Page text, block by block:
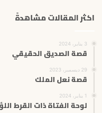
اكثر المقالات مشاهدةً
3 يناير، 2024
قصة الصديق الحقيقي
29 ديسمبر، 2023
قصة نعل الملك
1 يناير، 2024
لوحة الفتاة ذات القرط